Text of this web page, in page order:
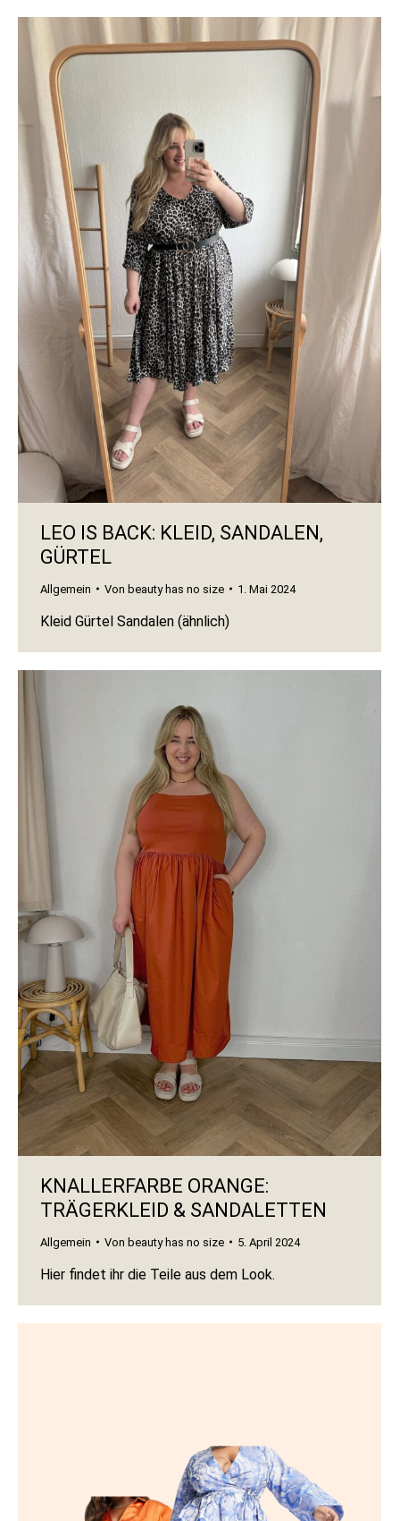
LEO IS BACK: KLEID, SANDALEN,
GÜRTEL
Allgemein Von beauty has no size 1. Mai 2024
Kleid Gürtel Sandalen (ähnlich)
KNALLERFARBE ORANGE:
TRÄGERKLEID & SANDALETTEN
Allgemein Von beauty has no size 5. April 2024
Hier findet ihr die Teile aus dem Look.